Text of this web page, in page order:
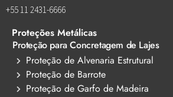
+55 11 2431-6666
Proteções Metálicas
Proteção para Concretagem de Lajes
Proteção de Alvenaria Estrutural
Proteção de Barrote
Proteção de Garfo de Madeira